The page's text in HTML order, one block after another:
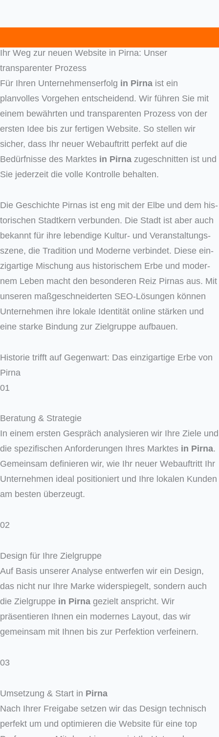
Ihr Weg zur neuen Website in Pirna: Unser
transparenter Prozess
Für Ihren Unternehmenserfolg in Pirna ist ein
planvolles Vorgehen entscheidend. Wir führen Sie mit
einem bewährten und transparenten Prozess von der
ersten Idee bis zur fertigen Website. So stellen wir
sicher, dass Ihr neuer Webauftritt perfekt auf die
Bedürfnisse des Marktes in Pirna zugeschnitten ist und
Sie jederzeit die volle Kontrolle behalten.
Die Geschich­te Pir­nas ist eng mit der Elbe und dem his­
to­ri­schen Stadt­kern ver­bun­den. Die Stadt ist aber auch
bekannt für ihre leben­di­ge Kul­tur- und Ver­an­stal­tungs­
sze­ne, die Tra­di­ti­on und Moder­ne ver­bin­det. Die­se ein­
zig­ar­ti­ge Mischung aus his­to­ri­schem Erbe und moder­
nem Leben macht den beson­de­ren Reiz Pir­nas aus. Mit
unse­ren maß­ge­schnei­der­ten SEO-Lösun­gen kön­nen
Unter­neh­men ihre loka­le Iden­ti­tät online stär­ken und
eine star­ke Bin­dung zur Ziel­grup­pe auf­bau­en.
Historie trifft auf Gegenwart: Das einzigartige Erbe von
Pirna
01
Beratung & Strategie
In einem ersten Gespräch analysieren wir Ihre Ziele und
die spezifischen Anforderungen Ihres Marktes in Pirna.
Gemeinsam definieren wir, wie Ihr neuer Webauftritt Ihr
Unternehmen ideal positioniert und Ihre lokalen Kunden
am besten überzeugt.
02
Design für Ihre Zielgruppe
Auf Basis unserer Analyse entwerfen wir ein Design,
das nicht nur Ihre Marke widerspiegelt, sondern auch
die Zielgruppe in Pirna gezielt anspricht. Wir
präsentieren Ihnen ein modernes Layout, das wir
gemeinsam mit Ihnen bis zur Perfektion verfeinern.
03
Umsetzung & Start in Pirna
Nach Ihrer Freigabe setzen wir das Design technisch
perfekt um und optimieren die Website für eine top